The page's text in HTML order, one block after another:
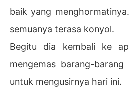
baik yang
semuanya terasa konyol.
Begitu dia kembali ke
mengemas barang-
untuk mengusirnya hari ini.